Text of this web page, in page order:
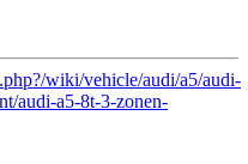
wiki/vehicle/audi/a5/audi-
audi-a5-8t-3-zonen-